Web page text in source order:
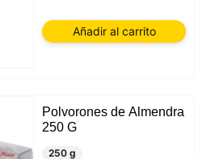
Añadir al carrito
Polvorones de Almendra
250 G
250 g